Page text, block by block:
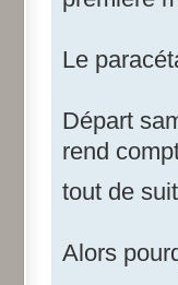
Le
Départ
rend
tout de
Alors